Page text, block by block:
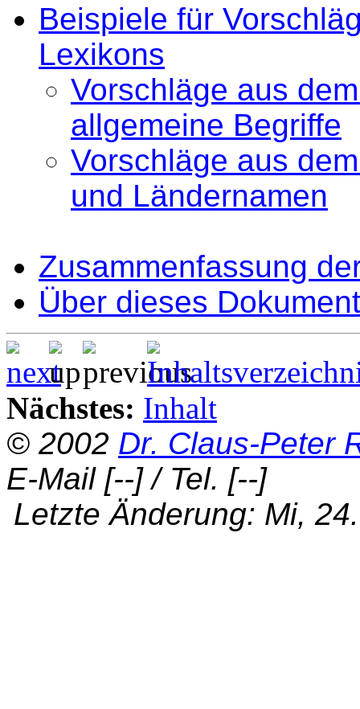
Beispiele für
Lexikons
Vorschläge aus
allgemeine Begriffe
Vorschläge aus
und Ländernamen
Zusammenfassung
Über dieses
Nächstes: Inhalt
© 2002 Dr. Claus-Peter
E-Mail [--]/ Tel. [--]
Letzte Änderung: Mi,